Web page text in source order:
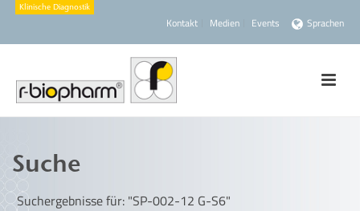
Kontakt Medien Events Sprachen
Suche
Suchergebnisse für: "SP-002-12 G-S6"